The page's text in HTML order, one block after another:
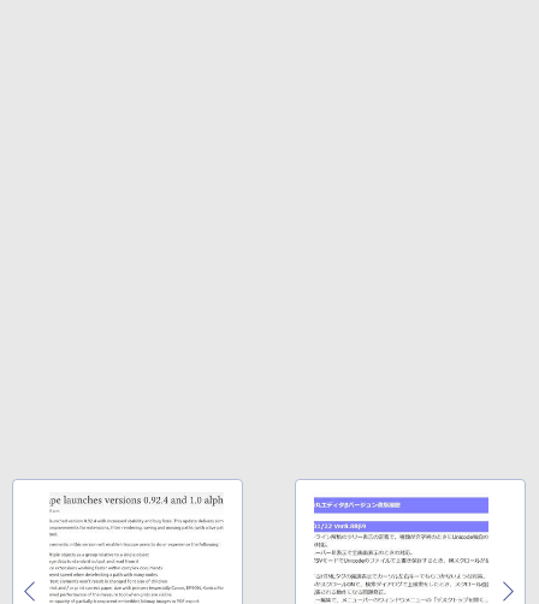
11インチカラーディスプレイ、64GBスト
レージ、ノート機能搭載、明るさ自動調
整、色調調節ライト、プレミアムペン付
き、グラファイト
￥115,980